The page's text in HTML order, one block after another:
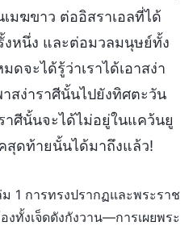
มฆขาว ต่ออิสราเอลที่ได้
งหนึ่ง และต่อมวลมนุษย์ทั้ง
ดจะได้รู้ว่าเราได้เอาสง่า
สง่าราศีนั้นไปยังทิศตะวัน
ศีนั้นจะได้ไม่อยู่ในแคว้นยู
สุดท้ายนั้นได้มาถึงแล้ว!
1 การทรงปรากฏและพระราช
งทั้งเจ็ดดังกังวาน—การเผยพระ